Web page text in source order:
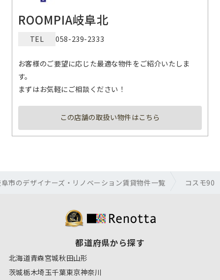
ROOMPIA岐阜北
TEL 058-239-2333
お客様のご要望に応じた最適な物件をご紹介いたしま
す。
まずはお気軽にご相談ください！
この店舗の取扱い物件はこちら
市のデザイナーズ・リノベーション賃貸物件一覧 コスモ90
都道府県から探す
北海道青森宮城秋田山形
茨城栃木埼玉千葉東京神奈川